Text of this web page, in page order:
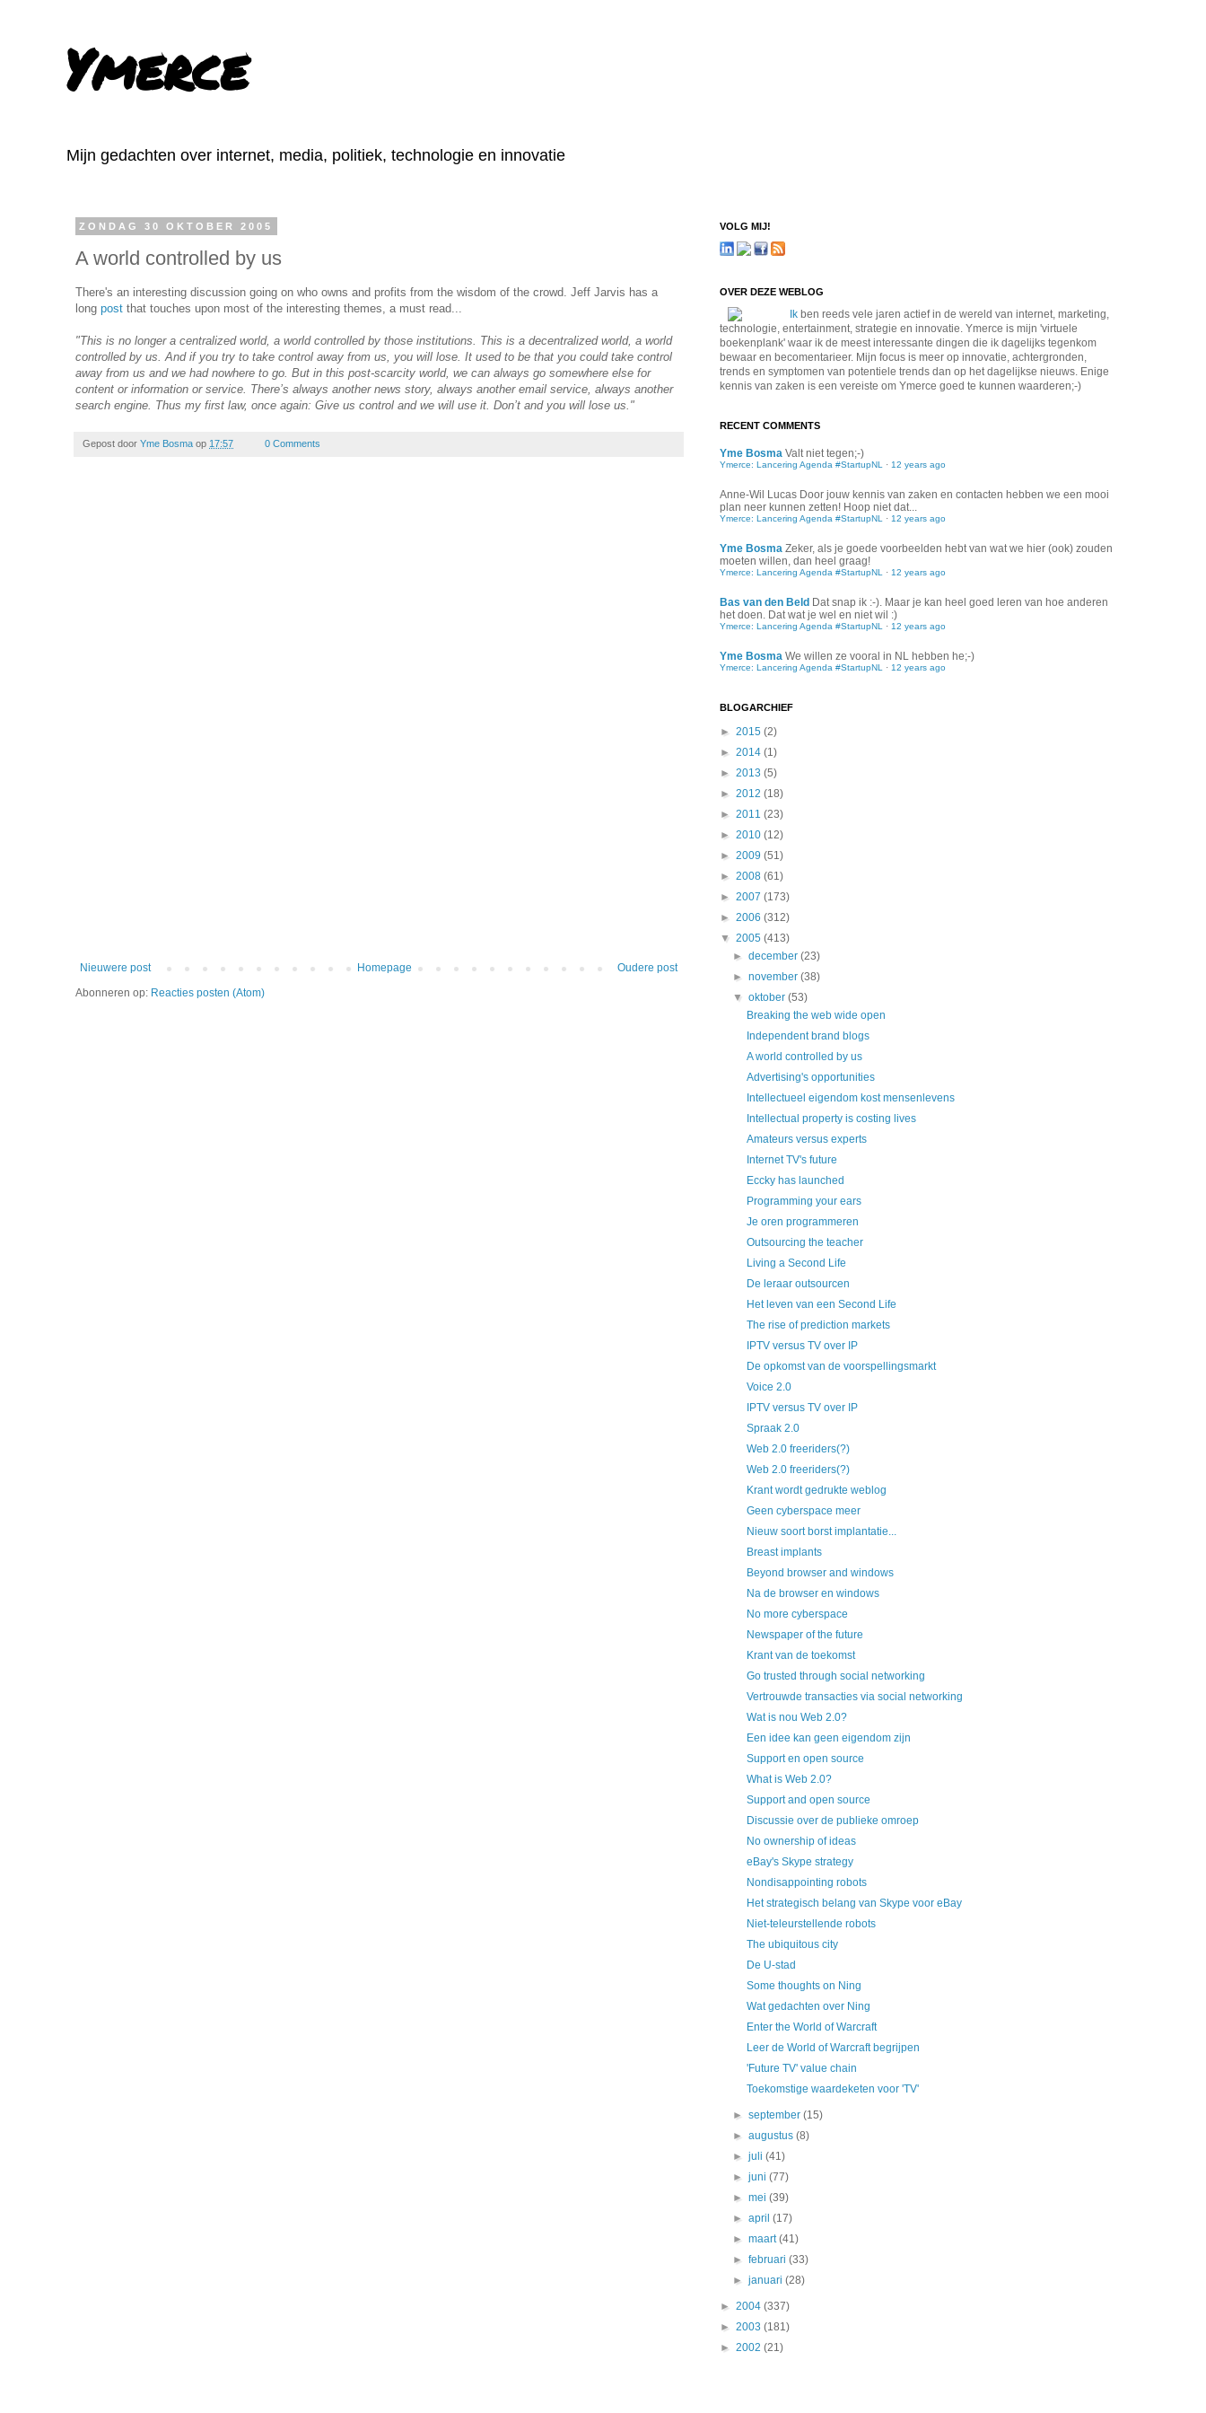
Ymerce
Mijn gedachten over internet, media, politiek, technologie en innovatie
ZONDAG 30 OKTOBER 2005
A world controlled by us
There's an interesting discussion going on who owns and profits from the wisdom of the crowd. Jeff Jarvis has a
long post that touches upon most of the interesting themes, a must read...
"This is no longer a centralized world, a world controlled by those institutions. This is a decentralized world, a world
controlled by us. And if you try to take control away from us, you will lose. It used to be that you could take control
away from us and we had nowhere to go. But in this post-scarcity world, we can always go somewhere else for
content or information or service. There’s always another news story, always another email service, always another
search engine. Thus my first law, once again: Give us control and we will use it. Don’t and you will lose us."
Gepost door Yme Bosma op 17:57 0 Comments
Nieuwere post Oudere post
Homepage
Abonneren op: Reacties posten (Atom)
VOLG MIJ!
OVER DEZE WEBLOG
Ik ben reeds vele jaren actief in de wereld van internet, marketing,
technologie, entertainment, strategie en innovatie. Ymerce is mijn 'virtuele
boekenplank' waar ik de meest interessante dingen die ik dagelijks tegenkom
bewaar en becomentarieer. Mijn focus is meer op innovatie, achtergronden,
trends en symptomen van potentiele trends dan op het dagelijkse nieuws. Enige
kennis van zaken is een vereiste om Ymerce goed te kunnen waarderen;-)
RECENT COMMENTS
Yme Bosma Valt niet tegen;-)
Ymerce: Lancering Agenda #StartupNL · 12 years ago
Anne-Wil Lucas Door jouw kennis van zaken en contacten hebben we een mooi
plan neer kunnen zetten! Hoop niet dat...
Ymerce: Lancering Agenda #StartupNL · 12 years ago
Yme Bosma Zeker, als je goede voorbeelden hebt van wat we hier (ook) zouden
moeten willen, dan heel graag!
Ymerce: Lancering Agenda #StartupNL · 12 years ago
Bas van den Beld Dat snap ik :-). Maar je kan heel goed leren van hoe anderen
het doen. Dat wat je wel en niet wil :)
Ymerce: Lancering Agenda #StartupNL · 12 years ago
Yme Bosma We willen ze vooral in NL hebben he;-)
Ymerce: Lancering Agenda #StartupNL · 12 years ago
BLOGARCHIEF
► 2015 (2)
► 2014 (1)
► 2013 (5)
► 2012 (18)
► 2011 (23)
► 2010 (12)
► 2009 (51)
► 2008 (61)
► 2007 (173)
► 2006 (312)
▼ 2005 (413)
►december(23)
►november(38)
▼oktober(53)
Breaking the web wide open
Independent brand blogs
A world controlled by us
Advertising's opportunities
Intellectueel eigendom kost mensenlevens
Intellectual property is costing lives
Amateurs versus experts
Internet TV's future
Eccky has launched
Programming your ears
Je oren programmeren
Outsourcing the teacher
Living a Second Life
De leraar outsourcen
Het leven van een Second Life
The rise of prediction markets
IPTV versus TV over IP
De opkomst van de voorspellingsmarkt
Voice 2.0
IPTV versus TV over IP
Spraak 2.0
Web 2.0 freeriders(?)
Web 2.0 freeriders(?)
Krant wordt gedrukte weblog
Geen cyberspace meer
Nieuw soort borst implantatie...
Breast implants
Beyond browser and windows
Na de browser en windows
No more cyberspace
Newspaper of the future
Krant van de toekomst
Go trusted through social networking
Vertrouwde transacties via social networking
Wat is nou Web 2.0?
Een idee kan geen eigendom zijn
Support en open source
What is Web 2.0?
Support and open source
Discussie over de publieke omroep
No ownership of ideas
eBay's Skype strategy
Nondisappointing robots
Het strategisch belang van Skype voor eBay
Niet-teleurstellende robots
The ubiquitous city
De U-stad
Some thoughts on Ning
Wat gedachten over Ning
Enter the World of Warcraft
Leer de World of Warcraft begrijpen
'Future TV' value chain
Toekomstige waardeketen voor 'TV'
►september(15)
►augustus(8)
►juli(41)
►juni(77)
►mei(39)
►april(17)
►maart(41)
►februari(33)
►januari(28)
► 2004 (337)
► 2003 (181)
► 2002 (21)